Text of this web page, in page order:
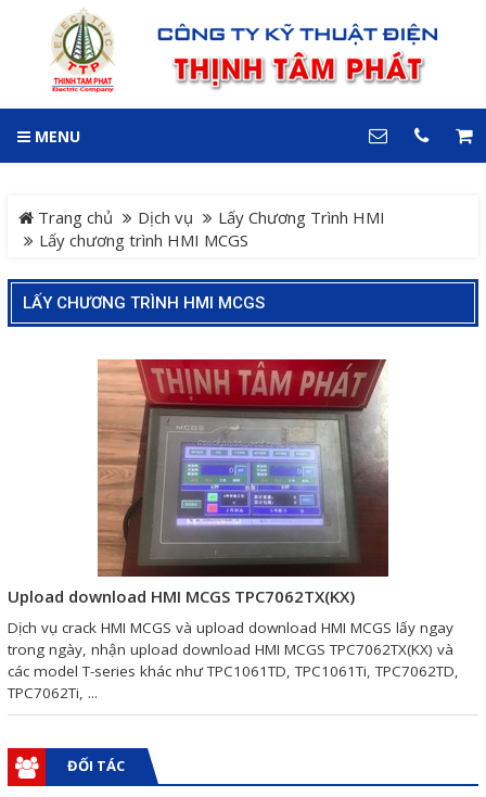
MENU
Trang chủ Dịch vụ
Lấy Chương Trình HMI
Lấy chương trình HMI MCGS
LẤY CHƯƠNG TRÌNH HMI MCGS
Upload download HMI MCGS TPC7062TX(KX)
Dịch vụ crack HMI MCGS và upload download HMI MCGS lấy ngay
trong ngày, nhận upload download HMI MCGS TPC7062TX(KX) và
các model T-series khác như TPC1061TD, TPC1061Ti, TPC7062TD,
TPC7062Ti, ...
ĐỐI TÁC
Trang chủ
Sản phẩm
Hệ Thống Cảnh Báo An
Toàn Xe Nâng
Hệ thống điều khiển giám
sát và thu thập dữ liệu
Giải pháp quản lý bằng mã
Bảng LED điện tử
Bảng điện tử năng suất
Bảng Led hiển thị nhiệt độ
độ ẩm
Đồng hồ thời gian thực
Máy dò kim loại
GIỎ HÀNG
LIÊN HỆ
Hotline
0909 199 102
64 đường 24, KDC Hiệp
Thủ Dầu Một, Tỉnh Bình
Dương
Điện thoại
0909 199 102
COPYRIGHT 2018. ALL RIGHTS RESERVED